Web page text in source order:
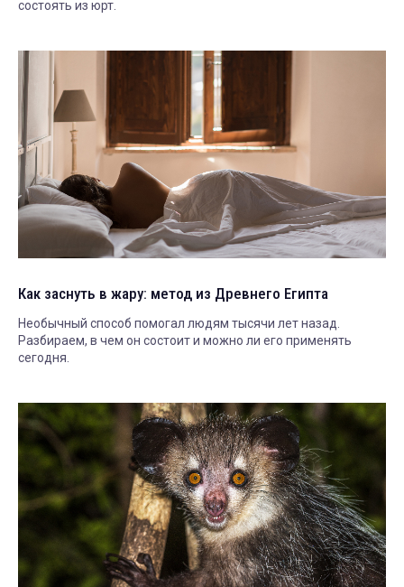
состоять из юрт.
Как заснуть в жару: метод из Древнего Египта
Необычный способ помогал людям тысячи лет назад.
Разбираем, в чем он состоит и можно ли его применять
сегодня.